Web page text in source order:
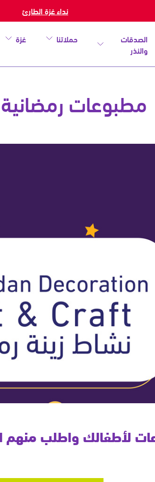
نداء غزة الطارئ
الصدقات
والنذر
حملاتنا غزة
مطبوعات
لأطفالك واطلب منهم